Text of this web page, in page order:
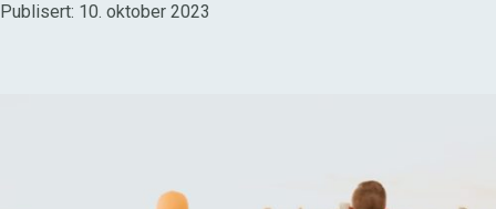
Publisert: 10. oktober 2023